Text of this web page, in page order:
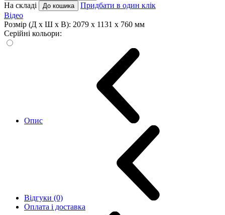
На складі До кошика
Придбати в один клік
Відео
Розмір (Д x Ш x В): 2079 x 1131 x 760 мм
Серійні кольори:
Опис
Відгуки (0)
Оплата і доставка